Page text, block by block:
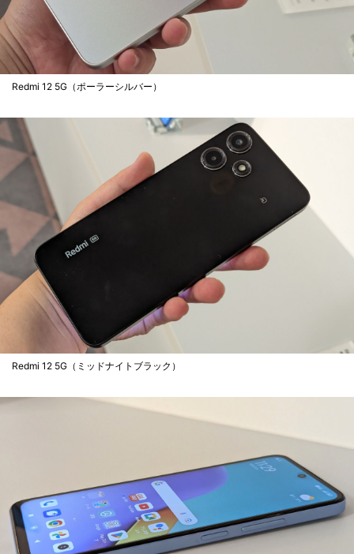
Redmi 12 5G（ポーラーシルバー）
Redmi 12 5G（ミッドナイトブラック）